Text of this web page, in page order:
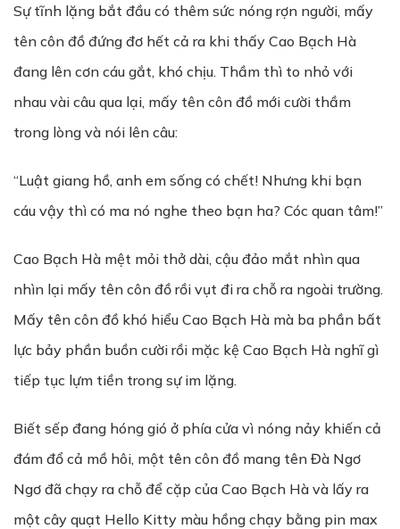
Sự tĩnh lặng bắt đầu có thêm sức nóng rợn người, mấy
tên côn đồ đứng đơ hết cả ra khi thấy Cao Bạch Hà
đang lên cơn cáu gắt, khó chịu. Thầm thì to nhỏ với
nhau vài câu qua lại, mấy tên côn đồ mới cười thầm
trong lòng và nói lên câu:
“Luật giang hồ, anh em sống có chết! Nhưng khi bạn
cáu vậy thì có ma nó nghe theo bạn ha? Cóc quan tâm!”
Cao Bạch Hà mệt mỏi thở dài, cậu đảo mắt nhìn qua
nhìn lại mấy tên côn đồ rồi vụt đi ra chỗ ra ngoài trường.
Mấy tên côn đồ khó hiểu Cao Bạch Hà mà ba phần bất
lực bảy phần buồn cười rồi mặc kệ Cao Bạch Hà nghĩ gì
tiếp tục lựm tiền trong sự im lặng.
Biết sếp đang hóng gió ở phía cửa vì nóng nảy khiến cả
đám đổ cả mồ hôi, một tên côn đồ mang tên Đà Ngơ
Ngơ đã chạy ra chỗ để cặp của Cao Bạch Hà và lấy ra
một cây quạt Hello Kitty màu hồng chạy bằng pin max